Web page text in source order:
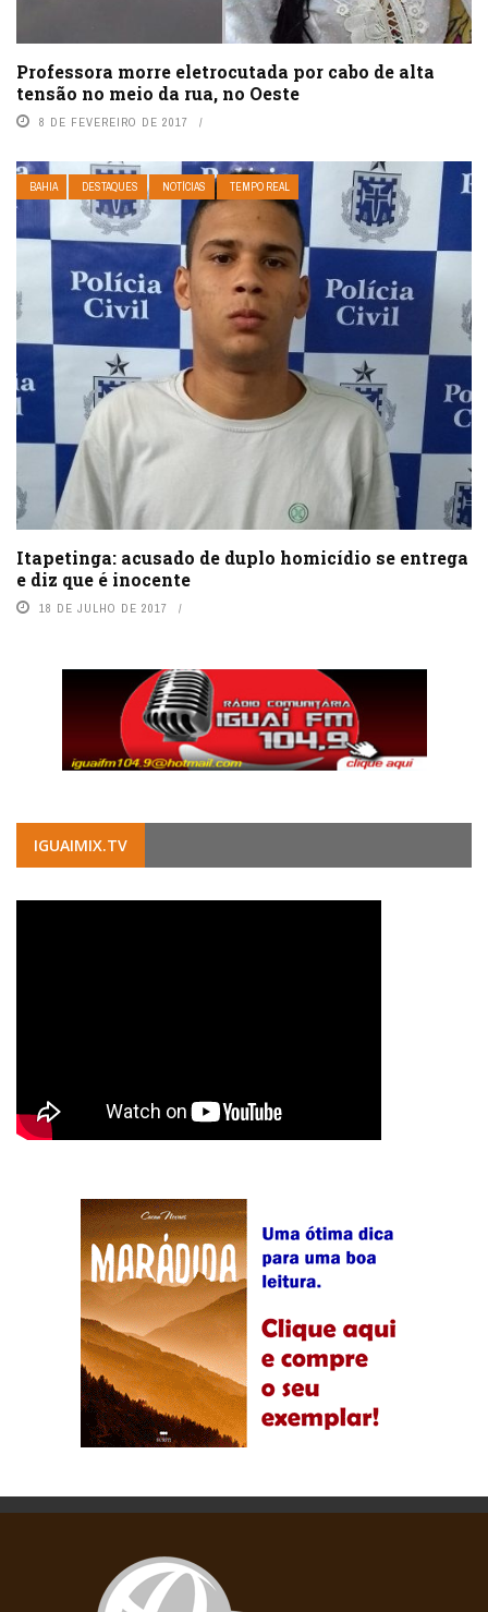
Professora morre eletrocutada por cabo de alta
tensão no meio da rua, no Oeste
8 DE FEVEREIRO DE 2017
BAHIA DESTAQUES NOTÍCIAS TEMPO REAL
Itapetinga: acusado de duplo homicídio se entrega
e diz que é inocente
18 DE JULHO DE 2017
IGUAIMIX.TV